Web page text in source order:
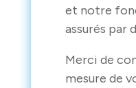
et notre
assurés par
Merci de
mesure de